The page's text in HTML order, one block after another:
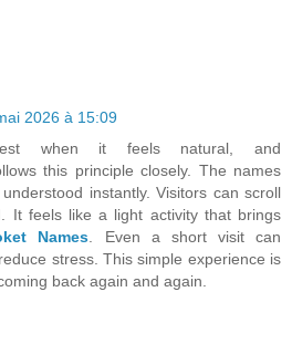
2026 à 15:09
when it feels natural, and
this principle closely. The names
instantly. Visitors can scroll
It feels like a light activity that brings
Names . Even a short visit can
stress. This simple experience is
back again and again.